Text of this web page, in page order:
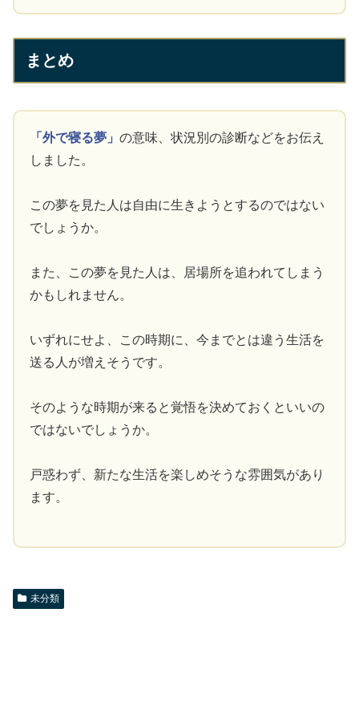
まとめ
「外で寝る夢」の意味、状況別の診断などをお伝え
しました。
この夢を見た人は自由に生きようとするのではない
でしょうか。
また、この夢を見た人は、居場所を追われてしまう
かもしれません。
いずれにせよ、この時期に、今までとは違う生活を
送る人が増えそうです。
そのような時期が来ると覚悟を決めておくといいの
ではないでしょうか。
戸惑わず、新たな生活を楽しめそうな雰囲気があり
ます。
未分類